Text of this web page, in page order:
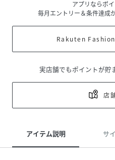
アプリならポ
毎月エントリー＆条件達成
Rakuten Fashion
実店舗でもポイントが貯
店
アイテム説明 サ